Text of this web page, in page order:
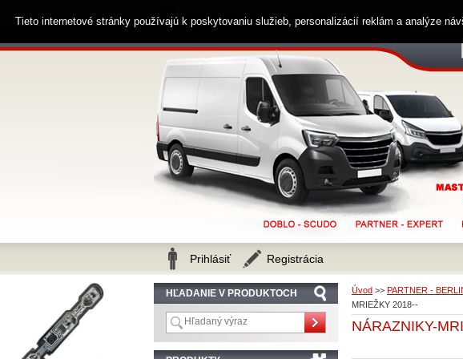
Úvod >> PARTNER -
MRIEŽKY 2018--
NÁRAZNIKY-
HĽADANIE V PRODUKTOCH
Zákaznícka linka 0914 238 482
Prihlásiť Registrácia
Tieto internetové stránky používajú k poskytovaniu služieb, personalizácií reklám a analýze